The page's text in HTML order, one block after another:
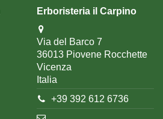
Erboristeria il Carpino
Via del Barco 7
36013 Piovene Rocchette
Vicenza
Italia
+39 392 612 6736